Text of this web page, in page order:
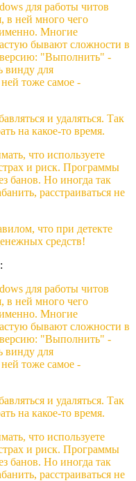
для работы читов
в ней много чего
именно. Многие
бывают сложности в
версию: "Выполнить" -
винду для
тоже самое -
и удаляться. Так
на какое-то время.
что используете
и риск. Программы
банов. Но иногда так
расстраиваться не
что при детекте
средств!
для работы читов
в ней много чего
именно. Многие
бывают сложности в
версию: "Выполнить" -
винду для
тоже самое -
и удаляться. Так
на какое-то время.
что используете
и риск. Программы
банов. Но иногда так
расстраиваться не